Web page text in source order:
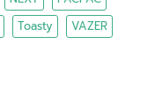
Toasty
VAZER